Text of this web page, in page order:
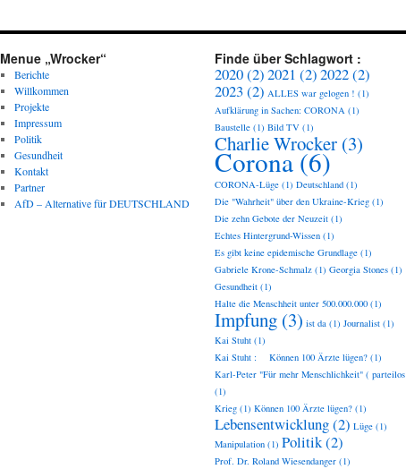
Menue „Wrocker“
Berichte
Willkommen
Projekte
Impressum
Politik
Gesundheit
Kontakt
Partner
AfD – Alternative für DEUTSCHLAND
Finde über Schlagwort :
2020(2)2021 (2)2022(2)
2023(2) ALLES war gelogen ! (1)
Aufklärung in Sachen: CORONA (1)
Baustelle (1) Bild TV (1)
Charlie Wrocker (3)
Corona(6)
CORONA-Lüge (1) Deutschland (1)
Die "Wahrheit" über den Ukraine-Krieg (1)
Die zehn Gebote der Neuzeit (1)
Echtes Hintergrund-Wissen (1)
Es gibt keine epidemische Grundlage (1)
Gabriele Krone-Schmalz (1) Georgia Stones (1)
Gesundheit (1)
Halte die Menschheit unter 500.000.000 (1)
Impfung (3) ist da (1) Journalist (1)
Kai Stuht (1)
Kai Stuht : Können 100 Ärzte lügen? (1)
Karl-Peter "Für mehr Menschlichkeit" (
(1)
Krieg (1) Können 100 Ärzte lügen? (1)
Lebensentwicklung(2) Lüge (1)
Manipulation (1) Politik(2)
Prof. Dr. Roland Wiesendanger (1)